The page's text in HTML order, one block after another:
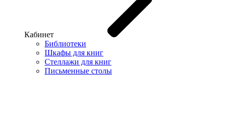
Кабинет
Библиотеки
Шкафы для книг
Стеллажи для книг
Письменные столы